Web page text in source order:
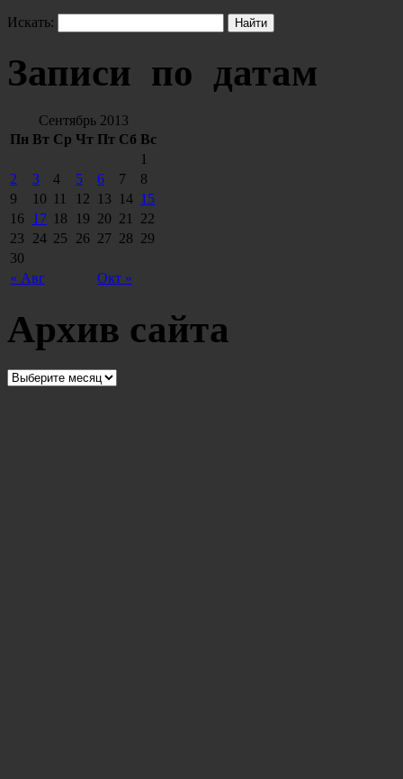
Искать:
Записи по датам
Сентябрь 2013
Пн Вт Ср Чт Пт Сб Вс
« Авг Окт »
1
2
3 4 5 6 7
8
9
10 11 12 13 14 15
16 17 18 19 20 21
22
23
24 25 26 27 28 29
30
Архив сайта